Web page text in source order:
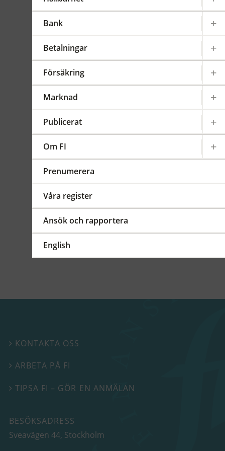
Bank
Betalningar
Försäkring
Marknad
Publicerat
Om FI
Prenumerera
Våra register
Ansök och rapportera
English
Gäller från 2020-03-01FFFS
Sammanfattning
2020.ändr. 2020:1
FFFS 2020:1
Beslutspromemoria FFFS
 KONTAKTA OSS
 ARBETA PÅ FI
TIPSA FI – GÖR EN ANMÄLAN
BESÖKSADRESS
Sveavägen 44, Stockholm